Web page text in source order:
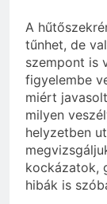
A
tűnhet, de
szempont is
figyelembe
miért
milyen
helyzetben
kockázatok,
hibák is